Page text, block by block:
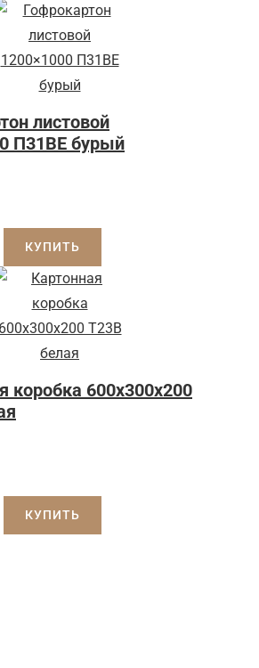
листовой
П31BE бурый
КУПИТЬ
коробка 600x300x200
КУПИТЬ